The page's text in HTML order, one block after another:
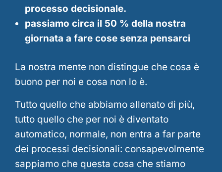
processo decisionale.
passiamo circa il 50 % della nostra
giornata a fare cose senza pensarci
La nostra mente non distingue che cosa è
buono per noi e cosa non lo è.
Tutto quello che abbiamo allenato di più,
tutto quello che per noi è diventato
automatico, normale, non entra a far parte
dei processi decisionali: consapevolmente
sappiamo che questa cosa che stiamo